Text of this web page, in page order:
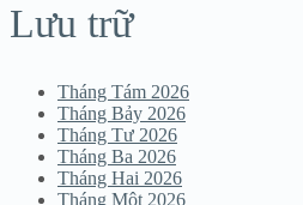
Lưu trữ
Tháng Tám 2026
Tháng Bảy 2026
Tháng Tư 2026
Tháng Ba 2026
Tháng Hai 2026
Tháng Một 2026